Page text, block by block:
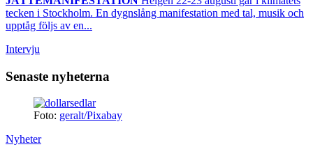
tecken i Stockholm. En dygnslång manifestation med tal, musik och
upptåg följs av en...
Intervju
Senaste nyheterna
Foto: geralt/Pixabay
Nyheter